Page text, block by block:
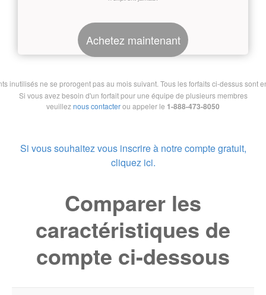
Achetez maintenant
inutilisés ne se prorogent pas au mois suivant. Tous les forfaits ci-dessus sont
Si vous avez besoin d'un forfait pour une équipe de plusieurs membres
veuilleznous contacterou appeler le 1-888-473-8050
Si vous souhaitez vous inscrire à notre compte gratuit,
cliquez ici.
Comparer les
caractéristiques de
compte ci-dessous